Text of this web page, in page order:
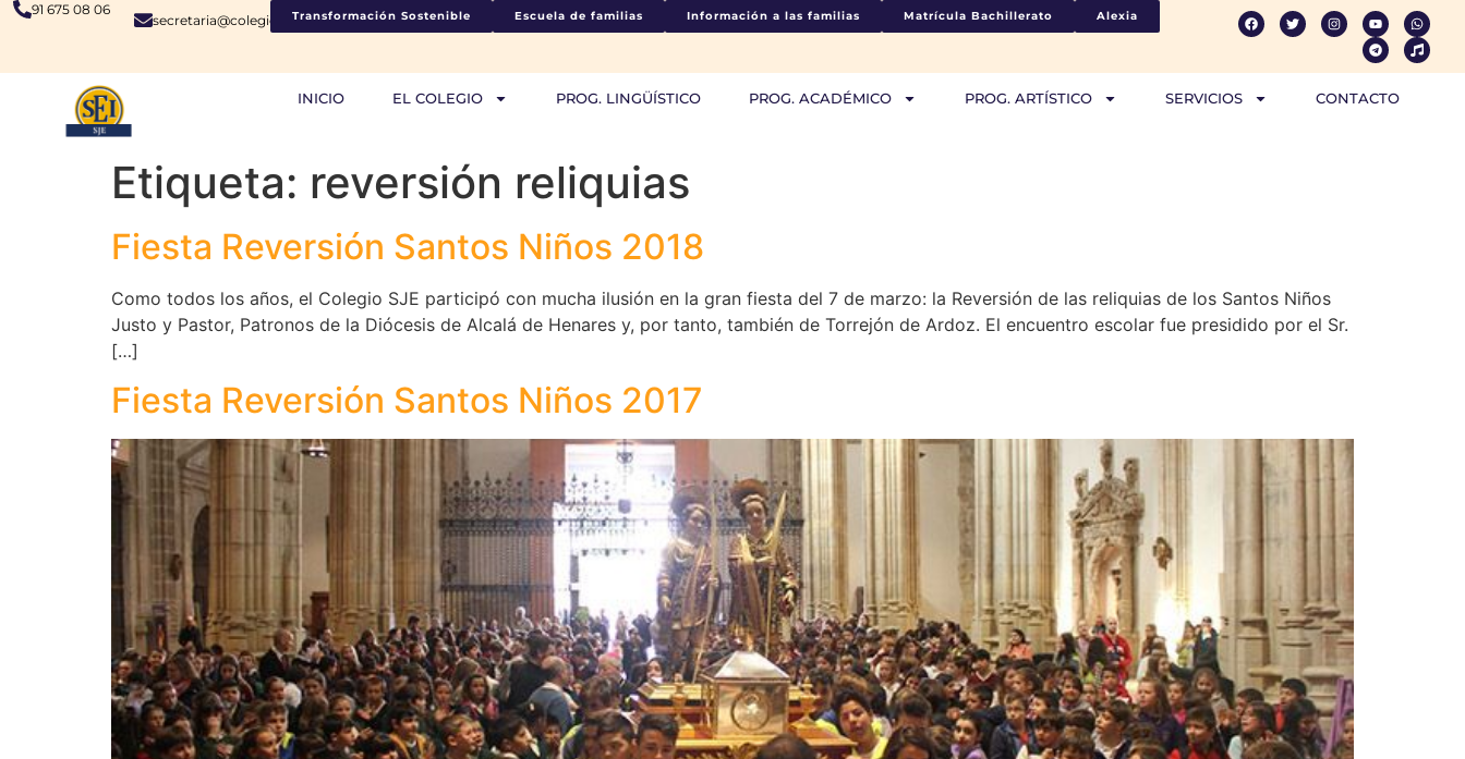
91 675 08 06
secretaria@colegiosje.esTransformación Sostenible Escuela de familias Información a las familias Matrícula Bachillerato Alexia
INICIO EL COLEGIO PROG. LINGÜÍSTICO PROG. ACADÉMICO PROG. ARTÍSTICO SERVICIOS CONTACTO
Etiqueta: reversión reliquias
Fiesta Reversión Santos Niños 2018
Como todos los años, el Colegio SJE participó con mucha ilusión en la gran fiesta del 7 de marzo: la Reversión de las reliquias de los Santos Niños
Justo y Pastor, Patronos de la Diócesis de Alcalá de Henares y, por tanto, también de Torrejón de Ardoz. El encuentro escolar fue presidido por el Sr.
[…]
Fiesta Reversión Santos Niños 2017